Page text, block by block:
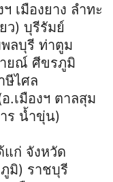
เมืองยาง ลำทะ
ว) บุรีรัมย์
พลบุรี ท่าตูม
ยณ์ ศีขรภูมิ
ษีไศล
.เมืองฯ ตาลสุม
ร น้ำขุ่น)
แก่ จังหวัด
มิ) ราชบุรี